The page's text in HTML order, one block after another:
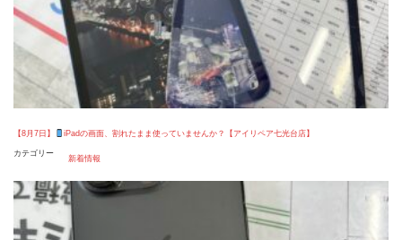
【8月7日】 iPadの画面、割れたまま使っていませんか？【アイリペア七光台店】
カテゴリー
新着情報